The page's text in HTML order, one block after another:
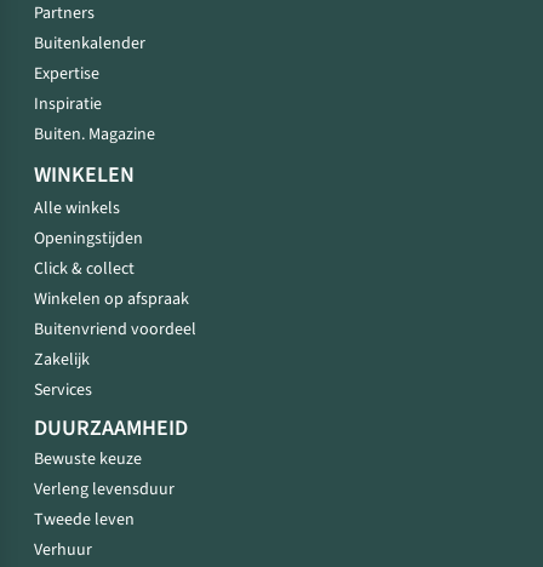
Partners
Buitenkalender
Expertise
Inspiratie
Buiten. Magazine
WINKELEN
Alle winkels
Openingstijden
Click & collect
Winkelen op afspraak
Buitenvriend voordeel
Zakelijk
Services
DUURZAAMHEID
Bewuste keuze
Verleng levensduur
Tweede leven
Verhuur